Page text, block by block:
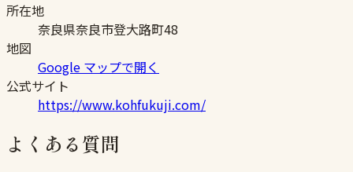
所在地
奈良県奈良市登大路町48
地図
Google マップで開く
公式サイト
https://www.kohfukuji.com/
よくある質問